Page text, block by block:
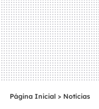
Página Inicial > Notícias